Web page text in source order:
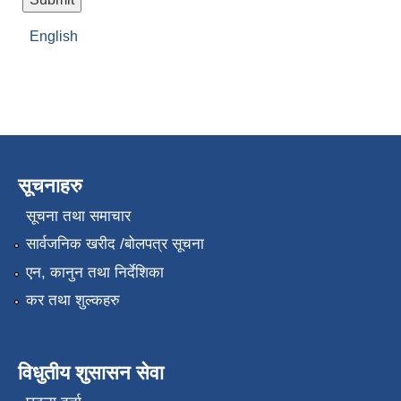
English
सूचनाहरु
सूचना तथा समाचार
सार्वजनिक खरीद /बोलपत्र सूचना
एन, कानुन तथा निर्देशिका
कर तथा शुल्कहरु
विधुतीय शुसासन सेवा